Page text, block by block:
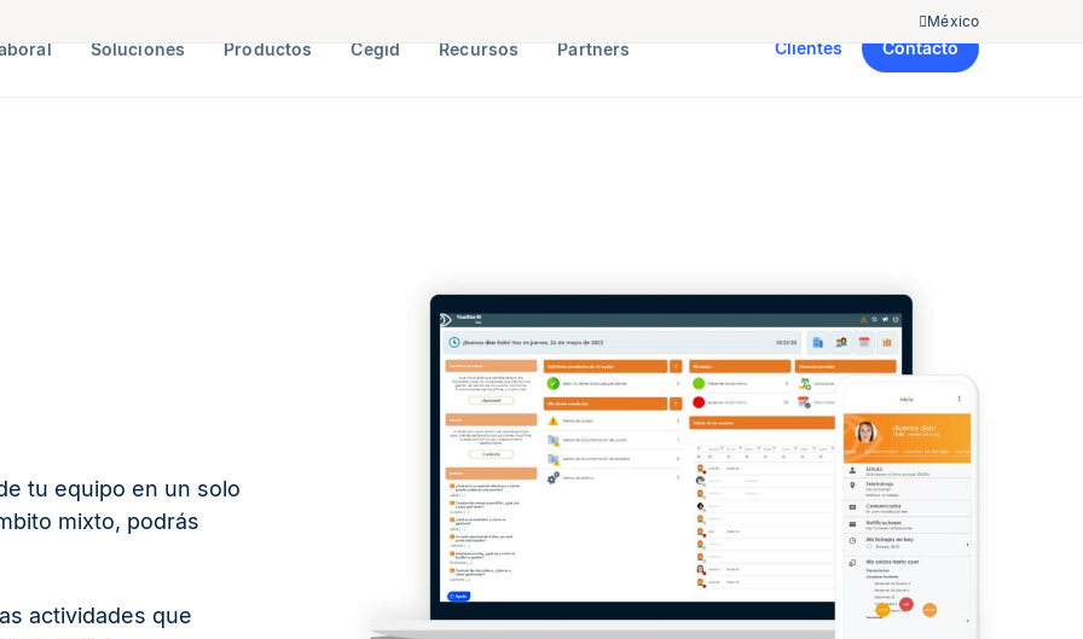
México
Soluciones Productos Cegid Recursos Partners Clientes Contacto
tu equipo en un solo
mixto, podrás
actividades que